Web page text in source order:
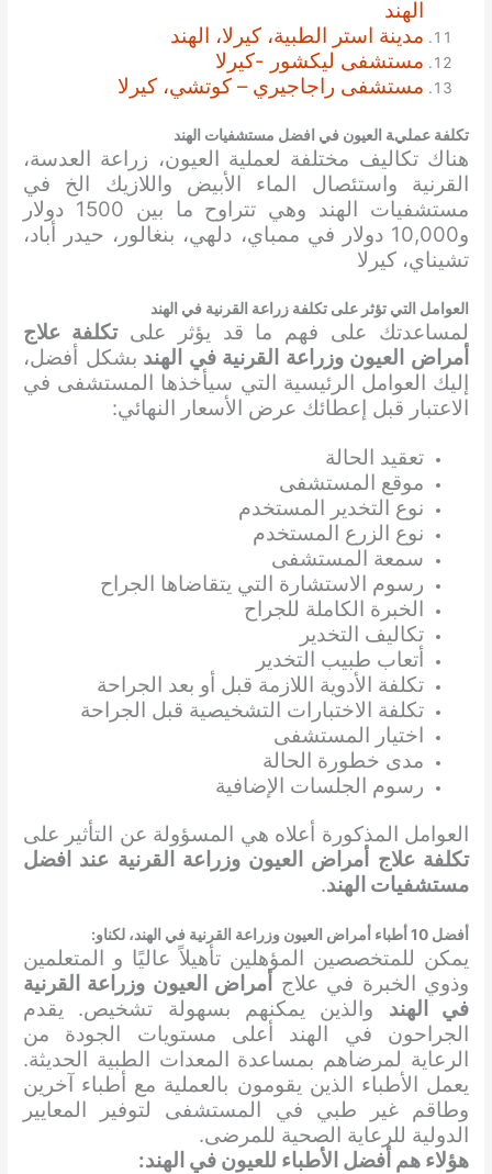
الهند
مدينة استر الطبية، كيرلا، الهند
مستشفى ليكشور -كيرلا
مستشفى راجاجيري – كوتشي، كيرلا
تكلفة عملية العيون في افضل مستشفيات الهند
هناك تكاليف مختلفة لعملية العيون، زراعة العدسة،
القرنية واستئصال الماء الأبيض واللازيك الخ في
مستشفيات الهند وهي تتراوح ما بين 1500 دولار
و10,000 دولار في ممباي، دلهي، بنغالور، حيدر أباد،
تشيناي، كيرلا
العوامل التي تؤثر على تكلفة زراعة القرنية في الهند
لمساعدتك على فهم ما قد يؤثر علىتكلفة علاج
أمراض العيون وزراعة القرنية في الهند بشكل أفضل،
إليك العوامل الرئيسية التي سيأخذها المستشفى في
الاعتبار قبل إعطائك عرض الأسعار النهائي:
تعقيد الحالة
موقع المستشفى
نوع التخدير المستخدم
نوع الزرع المستخدم
سمعة المستشفى
رسوم الاستشارة التي يتقاضاها الجراح
الخبرة الكاملة للجراح
تكاليف التخدير
أتعاب طبيب التخدير
تكلفة الأدوية اللازمة قبل أو بعد الجراحة
تكلفة الاختبارات التشخيصية قبل الجراحة
اختيار المستشفى
مدى خطورة الحالة
رسوم الجلسات الإضافية
العوامل المذكورة أعلاه هي المسؤولة عن التأثير على
تكلفة علاج أمراض العيون وزراعة القرنية عند افضل
مستشفيات الهند.
أفضل 10 أطباء أمراض العيون وزراعة القرنيةفي الهند، لكناو:
يمكن للمتخصصين المؤهلين تأهيلاً عاليًا و المتعلمين
وذوي الخبرة في علاج
أمراض العيون وزراعة القرنية
في الهند والذين يمكنهم بسهولة تشخيص. يقدم
الجراحون في الهند أعلى مستويات الجودة من
الرعاية لمرضاهم بمساعدة المعدات الطبية الحديثة.
يعمل الأطباء الذين يقومون بالعملية مع أطباء آخرين
وطاقم غير طبي في المستشفى لتوفير المعايير
الدولية للرعاية الصحية للمرضى.
هؤلاء هم أفضل الأطباء للعيون في الهند: